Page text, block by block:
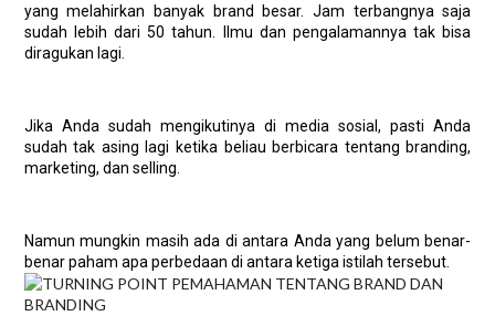
yang melahirkan banyak brand besar. Jam terbangnya saja
sudah lebih dari 50 tahun. Ilmu dan pengalamannya tak bisa
diragukan lagi.
Jika Anda sudah mengikutinya di media sosial, pasti Anda
sudah tak asing lagi ketika beliau berbicara tentang branding,
marketing, dan selling.
Namun mungkin masih ada di antara Anda yang belum benar-
benar paham apa perbedaan di antara ketiga istilah tersebut.